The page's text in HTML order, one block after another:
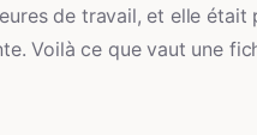
de travail, et elle était
Voilà ce que vaut une